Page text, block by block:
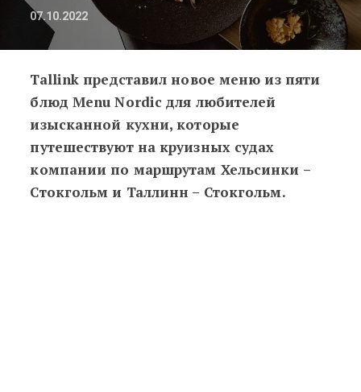
07.10.2022
Вкусы Азии и Скандинавии:
Tallink представил новое меню из пяти
блюд Menu Nordic для любителей
изысканной кухни, которые
путешествуют на круизных судах
компании по маршрутам Хельсинки –
Стокгольм и Таллинн – Стокгольм.